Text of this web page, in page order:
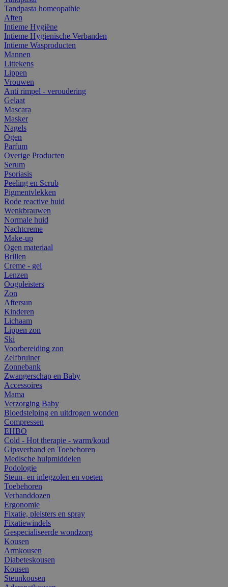
Tandpasta homeopathie
Aften
Intieme Hygiëne
Intieme Hygienische Verbanden
Intieme Wasproducten
Mannen
Littekens
Lippen
Vrouwen
Anti rimpel - veroudering
Gelaat
Mascara
Masker
Nagels
Ogen
Parfum
Overige Producten
Serum
Psoriasis
Peeling en Scrub
Pigmentvlekken
Rode reactive huid
Wenkbrauwen
Normale huid
Nachtcreme
Make-up
Ogen materiaal
Brillen
Creme - gel
Lenzen
Oogpleisters
Zon
Aftersun
Kinderen
Lichaam
Lippen zon
Ski
Voorbereiding zon
Zelfbruiner
Zonnebank
Zwangerschap en Baby
Accessoires
Mama
Verzorging Baby
Bloedstelping en uitdrogen wonden
Compressen
EHBO
Cold - Hot therapie - warm/koud
Gipsverband en Toebehoren
Medische hulpmiddelen
Podologie
Steun- en inlegzolen en voeten
Toebehoren
Verbanddozen
Ergonomie
Fixatie, pleisters en spray
Fixatiewindels
Gespecialiseerde wondzorg
Kousen
Armkousen
Diabeteskousen
Kousen
Steunkousen